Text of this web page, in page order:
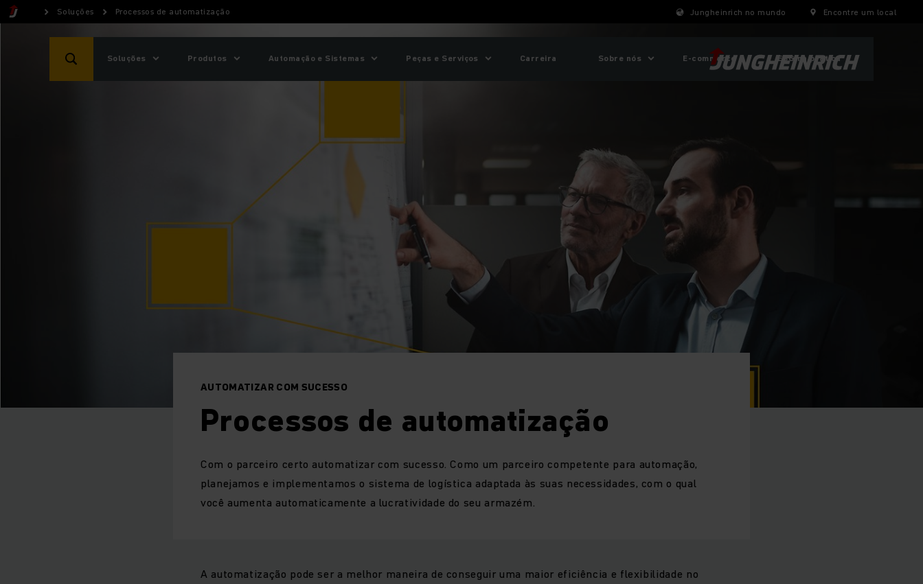
Soluções Processos de automatização Jungheinrich no mundo Encontre um local
Soluções Produtos Automação e Sistemas Peças e Serviços Carreira Sobre nós E-commerce ESG na prática
AUTOMATIZAR COM SUCESSO
Processos de automatização
Com o parceiro certo automatizar com sucesso. Como um parceiro competente para automação,
planejamos e implementamos o sistema de logística adaptada às suas necessidades, com o qual
você aumenta automaticamente a lucratividade do seu armazém.
A automatização pode ser a melhor maneira de conseguir uma maior eficiência e flexibilidade no